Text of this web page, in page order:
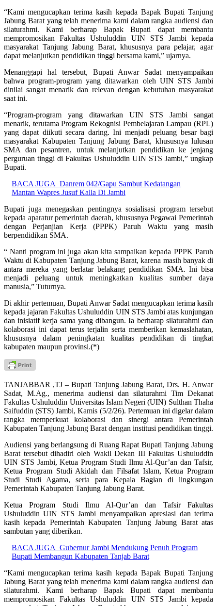
“Kami mengucapkan terima kasih kepada Bapak Bupati Tanjung
Jabung Barat yang telah menerima kami dalam rangka audiensi dan
silaturahmi. Kami berharap Bapak Bupati dapat membantu
mempromosikan Fakultas Ushuluddin UIN STS Jambi kepada
masyarakat Tanjung Jabung Barat, khususnya para pelajar, agar
dapat melanjutkan pendidikan tinggi bersama kami,” ujarnya.
Menanggapi hal tersebut, Bupati Anwar Sadat menyampaikan
bahwa program-program yang ditawarkan oleh UIN STS Jambi
dinilai sangat menarik dan relevan dengan kebutuhan masyarakat
saat ini.
“Program-program yang ditawarkan UIN STS Jambi sangat
menarik, terutama Program Rekognisi Pembelajaran Lampau (RPL)
yang dapat diikuti secara daring. Ini menjadi peluang besar bagi
masyarakat Kabupaten Tanjung Jabung Barat, khususnya lulusan
SMA dan pesantren, untuk melanjutkan pendidikan ke jenjang
perguruan tinggi di Fakultas Ushuluddin UIN STS Jambi,” ungkap
Bupati.
BACA JUGA Danrem 042/Gapu Sambut Kedatangan
Mantan Wapres Jusuf Kalla Di Jambi
Bupati juga menegaskan pentingnya sosialisasi program tersebut
kepada aparatur pemerintah daerah, khususnya Pegawai Pemerintah
dengan Perjanjian Kerja (PPPK) Paruh Waktu yang masih
berpendidikan SMA.
“ Nanti program ini juga akan kita sampaikan kepada PPPK Paruh
Waktu di Kabupaten Tanjung Jabung Barat, karena masih banyak di
antara mereka yang berlatar belakang pendidikan SMA. Ini bisa
menjadi peluang untuk meningkatkan kualitas sumber daya
manusia,” Tuturnya.
Di akhir pertemuan, Bupati Anwar Sadat mengucapkan terima kasih
kepada jajaran Fakultas Ushuluddin UIN STS Jambi atas kunjungan
dan inisiatif kerja sama yang dibangun. Ia berharap silaturahmi dan
kolaborasi ini dapat terus terjalin serta memberikan kemaslahatan,
khususnya dalam peningkatan kualitas pendidikan di tingkat
kabupaten maupun provinsi.(*)
TANJABBAR ,TJ – Bupati Tanjung Jabung Barat, Drs. H. Anwar
Sadat, M.Ag., menerima audiensi dan silaturahmi Tim Dekanat
Fakultas Ushuluddin Universitas Islam Negeri (UIN) Sulthan Thaha
Saifuddin (STS) Jambi, Kamis (5/2/26). Pertemuan ini digelar dalam
rangka memperkuat kolaborasi dan sinergi antara Pemerintah
Kabupaten Tanjung Jabung Barat dengan institusi pendidikan tinggi.
Audiensi yang berlangsung di Ruang Rapat Bupati Tanjung Jabung
Barat tersebut dihadiri oleh Wakil Dekan III Fakultas Ushuluddin
UIN STS Jambi, Ketua Program Studi Ilmu Al-Qur’an dan Tafsir,
Ketua Program Studi Akidah dan Filsafat Islam, Ketua Program
Studi Studi Agama, serta para Kepala Bagian di lingkungan
Pemerintah Kabupaten Tanjung Jabung Barat.
Ketua Program Studi Ilmu Al-Qur’an dan Tafsir Fakultas
Ushuluddin UIN STS Jambi menyampaikan apresiasi dan terima
kasih kepada Pemerintah Kabupaten Tanjung Jabung Barat atas
sambutan yang diberikan.
BACA JUGA Gubernur Jambi Mendukung Penuh Program
Bupati Membangun Kabupaten Tanjab Barat
“Kami mengucapkan terima kasih kepada Bapak Bupati Tanjung
Jabung Barat yang telah menerima kami dalam rangka audiensi dan
silaturahmi. Kami berharap Bapak Bupati dapat membantu
mempromosikan Fakultas Ushuluddin UIN STS Jambi kepada